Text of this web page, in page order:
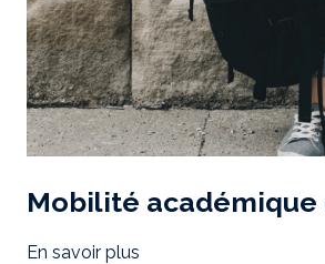
Mobilité académique
En savoir plus